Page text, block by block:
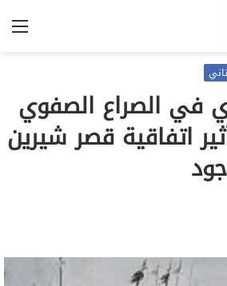
في الصراع الصفوي
اتفاقية قصر شيرين